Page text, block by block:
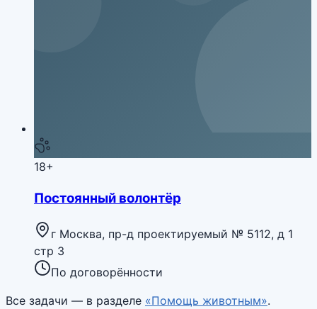
18+
Постоянный волонтёр
г Москва, пр-д проектируемый № 5112, д 1
стр 3
По договорённости
Все задачи — в разделе «Помощь животным».